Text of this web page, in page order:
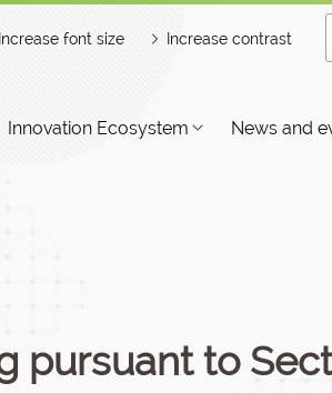
Increase font size Increase contrast
Innovation Ecosystem News and
pursuant to